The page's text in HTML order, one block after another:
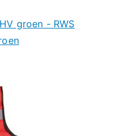
groen - RWS